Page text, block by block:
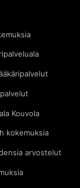
Kouvola
kokemuksia
arvostelut